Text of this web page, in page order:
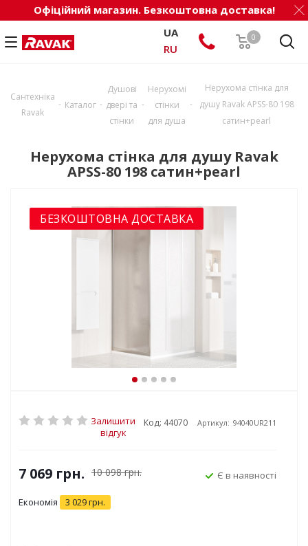
Офіційний магазин. Безкоштовна доставка!
0
UA
RU
Сантехніка
Ravak
- Каталог -
Душові
двері та
стінки
-
Нерухомі
стінки
для душа
-
Нерухома стінка для
душу Ravak APSS-80 198
сатин+pearl
Нерухома стінка для душу Ravak
APSS-80 198 сатин+pearl
БЕЗКОШТОВНА ДОСТАВКА
Залишити
відгук
Код: 44070 Артикул: 94040UR211
7 069 грн. 10 098грн.
Економія 3 029грн.
Є в наявності